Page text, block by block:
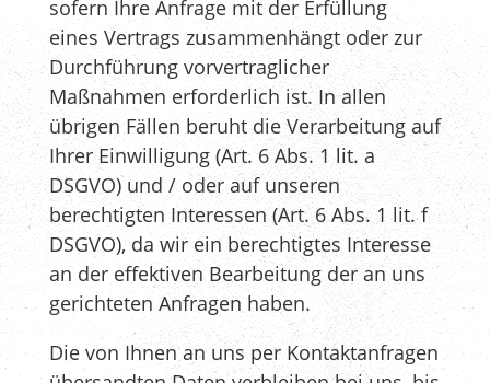
sofern Ihre Anfrage mit der Erfüllung
eines Vertrags zusammenhängt oder zur
Durchführung vorvertraglicher
Maßnahmen erforderlich ist. In allen
übrigen Fällen beruht die Verarbeitung auf
Ihrer Einwilligung (Art. 6 Abs. 1 lit. a
DSGVO) und / oder auf unseren
berechtigten Interessen (Art. 6 Abs. 1 lit. f
DSGVO), da wir ein berechtigtes Interesse
an der effektiven Bearbeitung der an uns
gerichteten Anfragen haben.
Die von Ihnen an uns per Kontaktanfragen